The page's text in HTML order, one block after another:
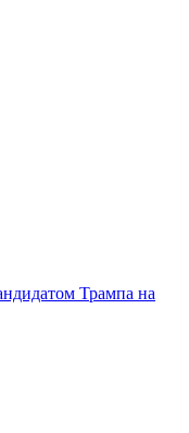
Трампа на